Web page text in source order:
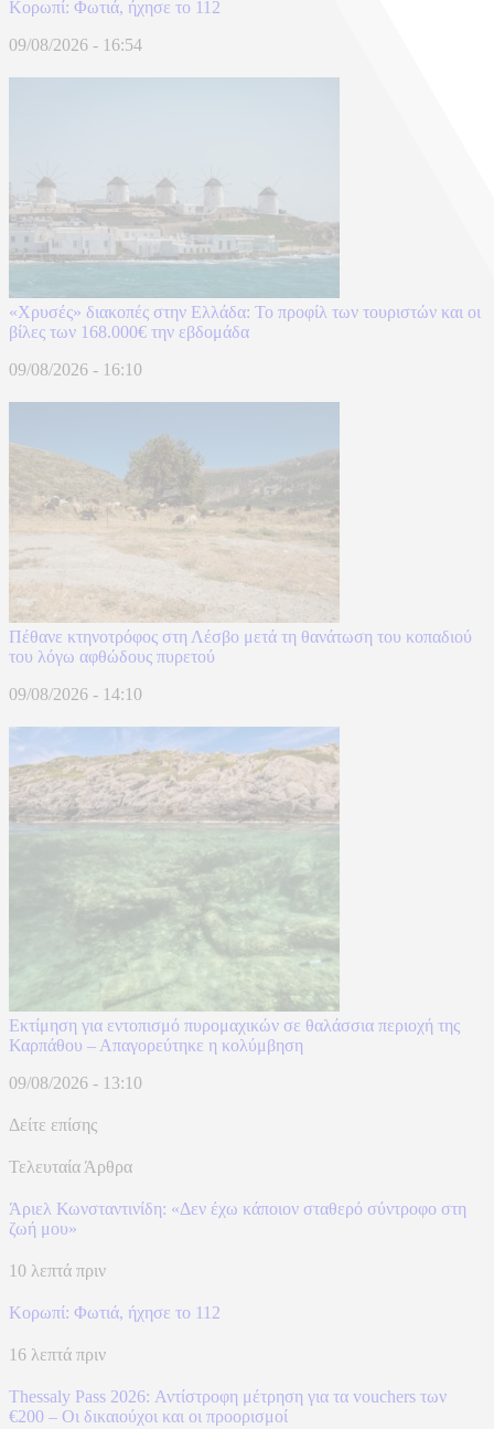
Κορωπί: Φωτιά, ήχησε το 112
09/08/2026 - 16:54
«Χρυσές» διακοπές στην Ελλάδα: Το προφίλ των τουριστών και οι
βίλες των 168.000€ την εβδομάδα
09/08/2026 - 16:10
Πέθανε κτηνοτρόφος στη Λέσβο μετά τη θανάτωση του κοπαδιού
του λόγω αφθώδους πυρετού
09/08/2026 - 14:10
Εκτίμηση για εντοπισμό πυρομαχικών σε θαλάσσια περιοχή της
Καρπάθου – Απαγορεύτηκε η κολύμβηση
09/08/2026 - 13:10
Δείτε επίσης
Τελευταία Άρθρα
Άριελ Κωνσταντινίδη: «Δεν έχω κάποιον σταθερό σύντροφο στη
ζωή μου»
10 λεπτά πριν
Κορωπί: Φωτιά, ήχησε το 112
16 λεπτά πριν
Thessaly Pass 2026: Αντίστροφη μέτρηση για τα vouchers των
€200 – Οι δικαιούχοι και οι προορισμοί